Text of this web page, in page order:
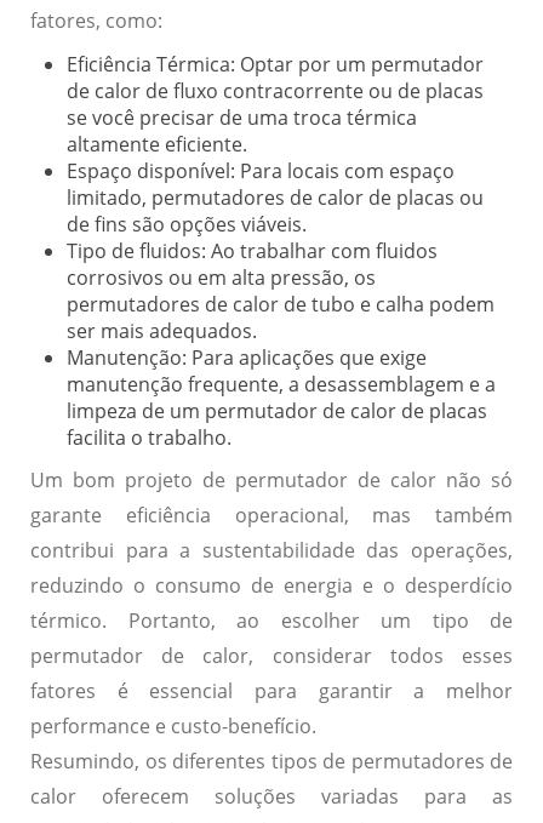
fatores, como:
Eficiência Térmica: Optar por um permutador
de calor de fluxo contracorrente ou de placas
se você precisar de uma troca térmica
altamente eficiente.
Espaço disponível: Para locais com espaço
limitado, permutadores de calor de placas ou
de fins são opções viáveis.
Tipo de fluidos: Ao trabalhar com fluidos
corrosivos ou em alta pressão, os
permutadores de calor de tubo e calha podem
ser mais adequados.
Manutenção: Para aplicações que exige
manutenção frequente, a desassemblagem e a
limpeza de um permutador de calor de placas
facilita o trabalho.
Um bom projeto de permutador de calor não só
garante eficiência operacional, mas também
contribui para a sustentabilidade das operações,
reduzindo o consumo de energia e o desperdício
térmico. Portanto, ao escolher um tipo de
permutador de calor, considerar todos esses
fatores é essencial para garantir a melhor
performance e custo-benefício.
Resumindo, os diferentes tipos de permutadores de
calor oferecem soluções variadas para as